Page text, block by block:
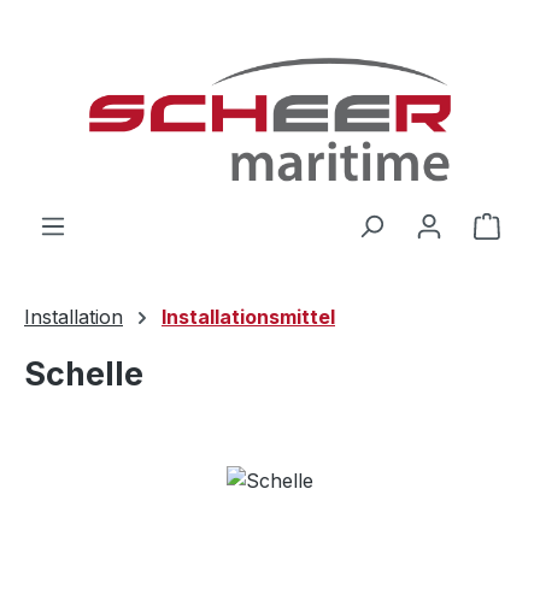
Installation Installationsmittel
Schelle
Bildergalerie überspringen